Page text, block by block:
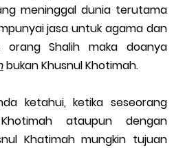
meninggal dunia terutama
jasa untuk agama dan
Shalih maka doanya
bukan Khusnul Khotimah.
ketahui, ketika seseorang
ataupun dengan
Khatimah mungkin tujuan